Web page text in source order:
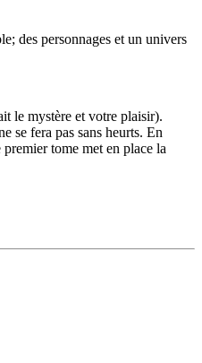
des personnages et un univers
le mystère et votre plaisir).
se fera pas sans heurts. En
tome met en place la